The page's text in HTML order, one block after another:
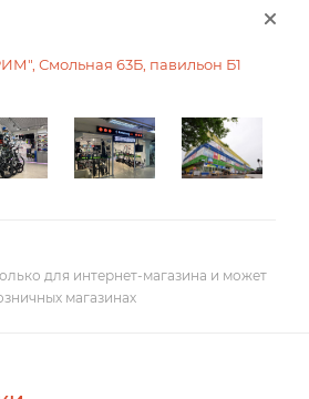
Смольная 63Б, павильон Б1
для интернет-магазина и может
магазинах